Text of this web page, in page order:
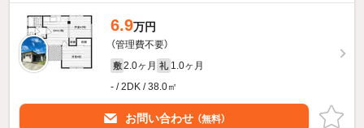
6.9万円
（管理費不要）
敷 2.0ヶ月 礼 1.0ヶ月
- / 2DK / 38.0㎡
お問い合わせ （無料）